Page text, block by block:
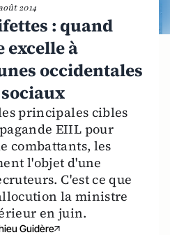
2014
: quand
excelle à
occidentales
principales cibles
EIIL pour
combattants, les
l'objet d'une
C'est ce que
la ministre
en juin.
Guidère